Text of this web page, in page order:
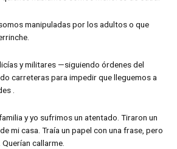
manipuladas por los adultos o que
y militares —siguiendo órdenes del
carreteras para impedir que lleguemos a
.
y yo sufrimos un atentado. Tiraron un
mi casa. Traía un papel con una frase, pero
callarme.